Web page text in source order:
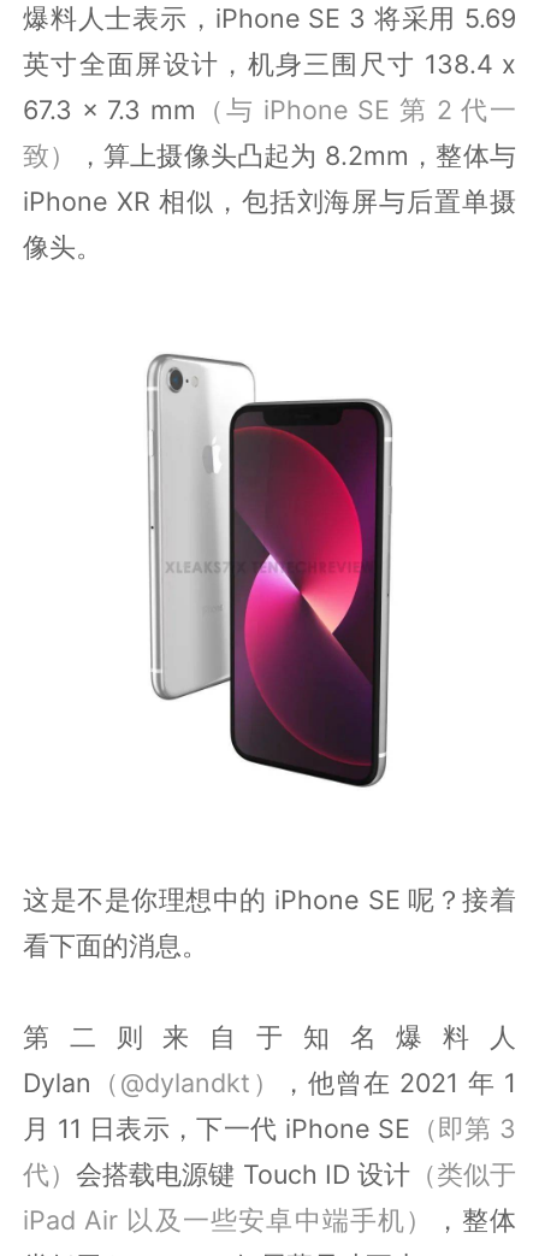
爆料人士表示，iPhone SE 3 将采用 5.69
英寸全面屏设计，机身三围尺寸 138.4 x
67.3 x 7.3 mm （与 iPhone SE 第 2 代一
致）
，算上摄像头凸起为 8.2mm，整体与
iPhone XR 相似，包括刘海屏与后置单摄
像头。
这是不是你理想中的 iPhone SE 呢？接着
看下面的消息。
第二则来自于知名爆料人
Dylan （@dylandkt）
，他曾在 2021 年 1
月 11 日表示，下一代 iPhone SE （即第 3
代）会搭载电源键 Touch ID 设计（类似于
iPad Air 以及一些安卓中端手机）
，整体